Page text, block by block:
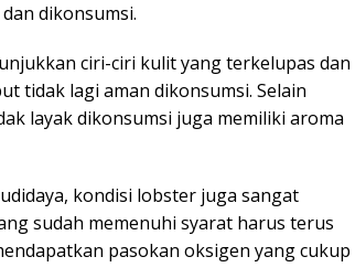
dikonsumsi.
ciri-ciri kulit yang terkelupas dan
tidak lagi aman dikonsumsi. Selain
layak dikonsumsi juga memiliki aroma
kondisi lobster juga sangat
sudah memenuhi syarat harus terus
pasokan oksigen yang cukup